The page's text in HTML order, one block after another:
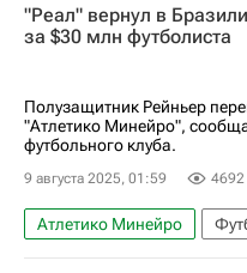
"Реал" вернул в
за $30 млн футболиста
Полузащитник Рейньер
"Атлетико Минейро",
футбольного клуба.
9 августа 2025, 01:59 4692
Атлетико Минейро
Рейньер
Реал Мадрид